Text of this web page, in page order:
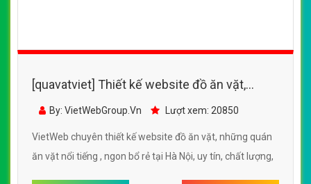
[quavatviet] Thiết kế website đồ ăn vặt,
những quán ăn vặt nổi tiếng , ngon bổ rẻ tại
By: VietWebGroup.Vn Lượt xem: 20850
VietWeb chuyên thiết kế website đồ ăn vặt, những quán
ăn vặt nổi tiếng , ngon bổ rẻ tại Hà Nội, uy tín, chất lượng,